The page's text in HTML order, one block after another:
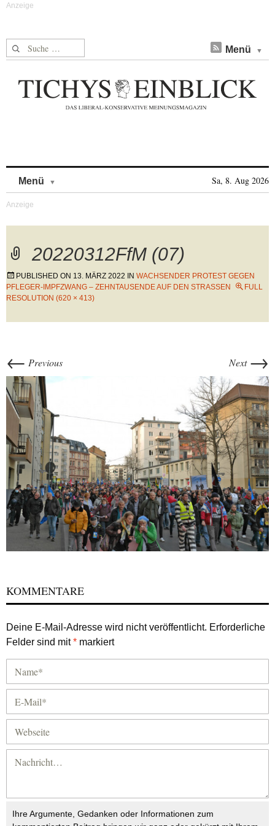
Suche nach: Menü
Menü Sa, 8. Aug 2026
20220312FfM (07)
PUBLISHED ON 13. MÄRZ 2022 IN WACHSENDER PROTEST GEGEN
PFLEGER-IMPFZWANG – ZEHNTAUSENDE AUF DEN STRASSEN
FULL
RESOLUTION (620 × 413)
← Previous Next →
KOMMENTARE
Deine E-Mail-Adresse wird nicht veröffentlicht. Erforderliche
Felder sind mit* markiert
Ihre Argumente, Gedanken oder Informationen zum